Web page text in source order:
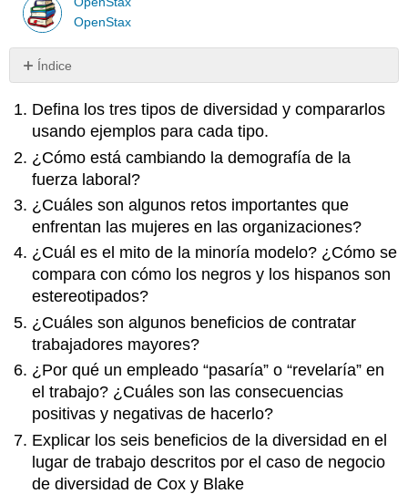
OpenStax
Índice
Sin
Defina los tres tipos de diversidad y compararlos
usando ejemplos para cada tipo.
¿Cómo está cambiando la demografía de la
fuerza laboral?
¿Cuáles son algunos retos importantes que
enfrentan las mujeres en las organizaciones?
¿Cuál es el mito de la minoría modelo? ¿Cómo se
compara con cómo los negros y los hispanos son
estereotipados?
¿Cuáles son algunos beneficios de contratar
trabajadores mayores?
¿Por qué un empleado “pasaría” o “revelaría” en
el trabajo? ¿Cuáles son las consecuencias
positivas y negativas de hacerlo?
Explicar los seis beneficios de la diversidad en el
lugar de trabajo descritos por el caso de negocio
de diversidad de Cox y Blake